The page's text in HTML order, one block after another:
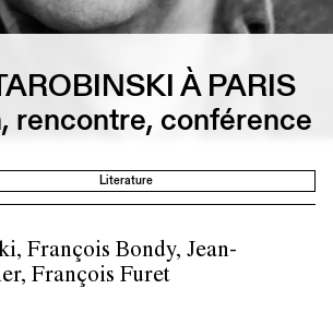
À PARIS
rencontre, conférence
Literature
François Bondy, Jean-
François Furet